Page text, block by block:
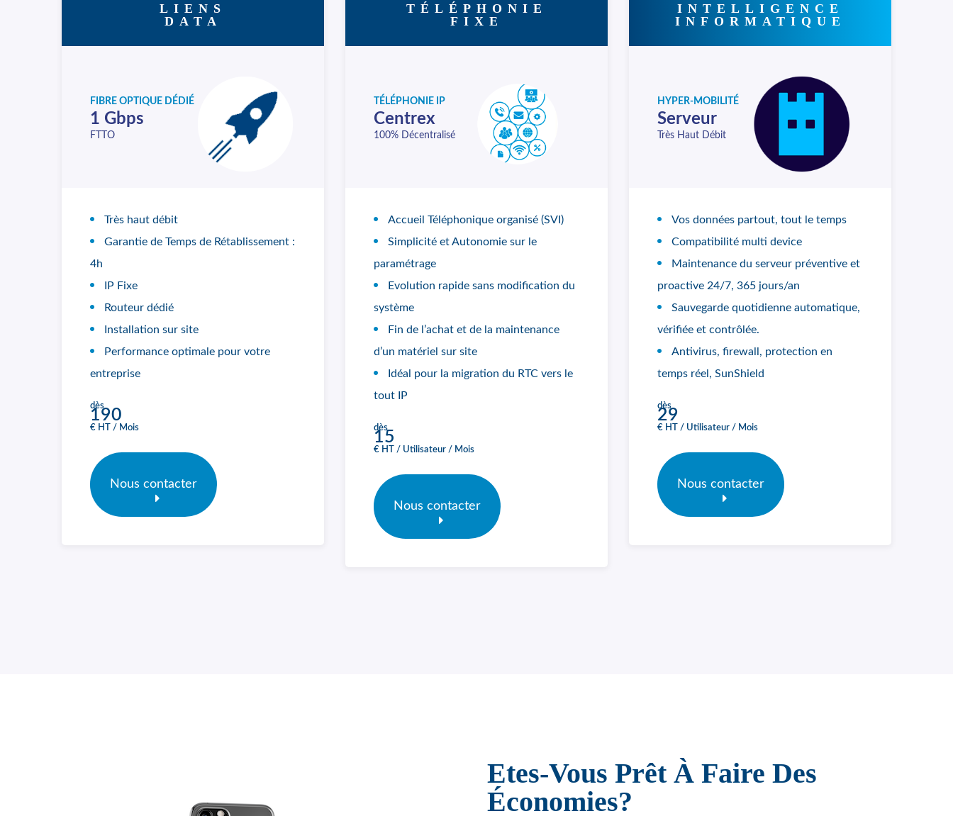
LIENS
DATA
FIBRE OPTIQUE DÉDIÉ
1 Gbps
FTTO
Très haut débit
Garantie de Temps de Rétablissement :
4h
IP Fixe
Routeur dédié
Installation sur site
Performance optimale pour votre
entreprise
dès
190
€ HT / Mois
Nous contacter
TÉLÉPHONIE
FIXE
TÉLÉPHONIE IP
Centrex
100% Décentralisé
Accueil Téléphonique organisé (SVI)
Simplicité et Autonomie sur le
paramétrage
Evolution rapide sans modification du
système
Fin de l’achat et de la maintenance
d’un matériel sur site
Idéal pour la migration du RTC vers le
tout IP
dès
15
€ HT / Utilisateur / Mois
Nous contacter
INTELLIGENCE
INFORMATIQUE
HYPER-MOBILITÉ
Serveur
Très Haut Débit
Vos données partout, tout le temps
Compatibilité multi device
Maintenance du serveur préventive et
proactive 24/7, 365 jours/an
Sauvegarde quotidienne automatique,
vérifiée et contrôlée.
Antivirus, firewall, protection en
temps réel, SunShield
dès
29
€ HT / Utilisateur / Mois
Nous contacter
Etes-Vous Prêt À Faire Des
Économies?